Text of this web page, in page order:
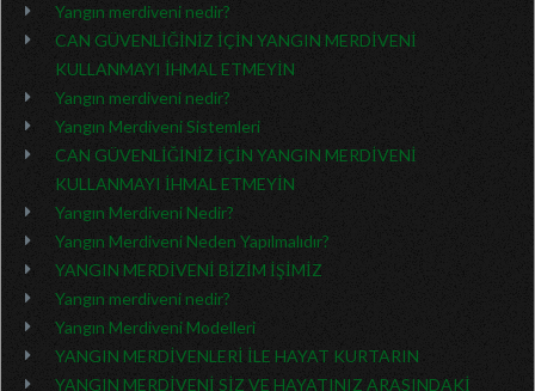
Yangın merdiveni nedir?
CAN GÜVENLİĞİNİZ İÇİN YANGIN MERDİVENİ
KULLANMAYI İHMAL ETMEYİN
Yangın merdiveni nedir?
Yangın Merdiveni Sistemleri
CAN GÜVENLİĞİNİZ İÇİN YANGIN MERDİVENİ
KULLANMAYI İHMAL ETMEYİN
Yangın Merdiveni Nedir?
Yangın Merdiveni Neden Yapılmalıdır?
YANGIN MERDİVENİ BİZİM İŞİMİZ
Yangın merdiveni nedir?
Yangın Merdiveni Modelleri
YANGIN MERDİVENLERİ İLE HAYAT KURTARIN
YANGIN MERDİVENİ SİZ VE HAYATINIZ ARASINDAKİ